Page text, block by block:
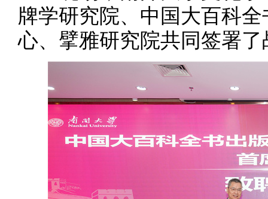
牌学研究院、中国大百科
心、擘雅研究院共同签署